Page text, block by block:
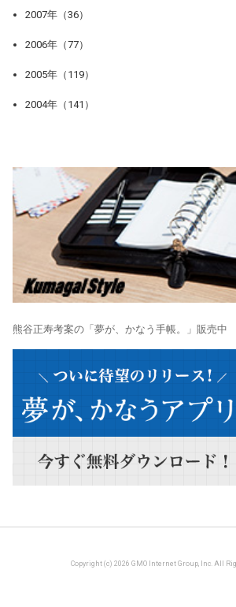
2007年（36）
2006年（77）
2005年（119）
2004年（141）
熊谷正寿考案の「夢が、かなう手帳。」販売中
Copyright (c) 2026 GMO Internet Group, Inc. All